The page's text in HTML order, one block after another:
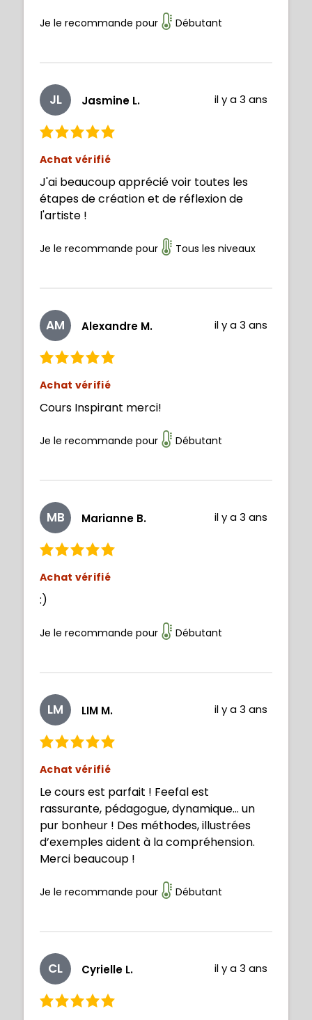
Je le recommande pour Débutant
JL Jasmine L. il y a 3 ans
Achat vérifié
J'ai beaucoup apprécié voir toutes les
étapes de création et de réflexion de
l'artiste !
Je le recommande pour Tous les niveaux
AM Alexandre M. il y a 3 ans
Achat vérifié
Cours Inspirant merci!
Je le recommande pour Débutant
MB Marianne B. il y a 3 ans
Achat vérifié
:)
Je le recommande pour Débutant
LM LIM M. il y a 3 ans
Achat vérifié
Le cours est parfait ! Feefal est
rassurante, pédagogue, dynamique… un
pur bonheur ! Des méthodes, illustrées
d’exemples aident à la compréhension.
Merci beaucoup !
Je le recommande pour Débutant
CL Cyrielle L. il y a 3 ans